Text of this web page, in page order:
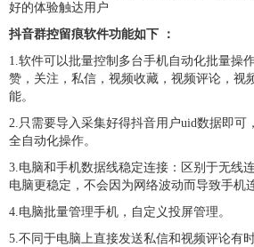
好的体验触达用户
抖音群控留痕软件功能如下 ：
1.软件可以批量控制多台手机自动化批量操
赞，关注，私信，视频收藏，视频评论，视
能。
2.只需要导入采集好得抖音用户uid数据即可
全自动化操作。
3.电脑和手机数据线稳定连接：区别于无线
电脑更稳定，不会因为网络波动而导致手机
4.电脑批量管理手机，自定义投屏管理。
5.不同于电脑上直接发送私信和视频评论有